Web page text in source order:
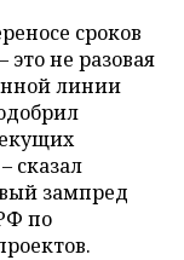
сроков
не разовая
линии
сказал
зампред
по